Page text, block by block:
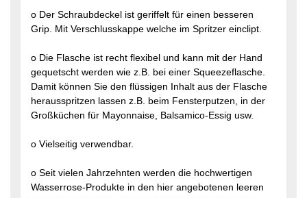
o Der Schraubdeckel ist geriffelt für einen besseren
Grip. Mit Verschlusskappe welche im Spritzer einclipt.
o Die Flasche ist recht flexibel und kann mit der Hand
gequetscht werden wie z.B. bei einer Squeezeflasche.
Damit können Sie den flüssigen Inhalt aus der Flasche
herausspritzen lassen z.B. beim Fensterputzen, in der
Großküchen für Mayonnaise, Balsamico-Essig usw.
o Vielseitig verwendbar.
o Seit vielen Jahrzehnten werden die hochwertigen
Wasserrose-Produkte in den hier angebotenen leeren